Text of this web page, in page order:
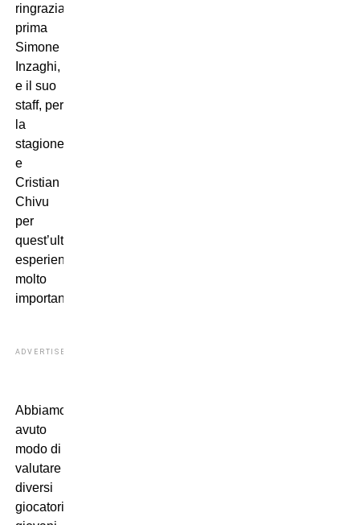
ringraziare
prima
Simone
Inzaghi,
e il suo
staff, per
la
stagione
e
Cristian
Chivu
per
quest’ultima
esperienza
molto
importante.
ADVERTISEMENT
Abbiamo
avuto
modo di
valutare
diversi
giocatori